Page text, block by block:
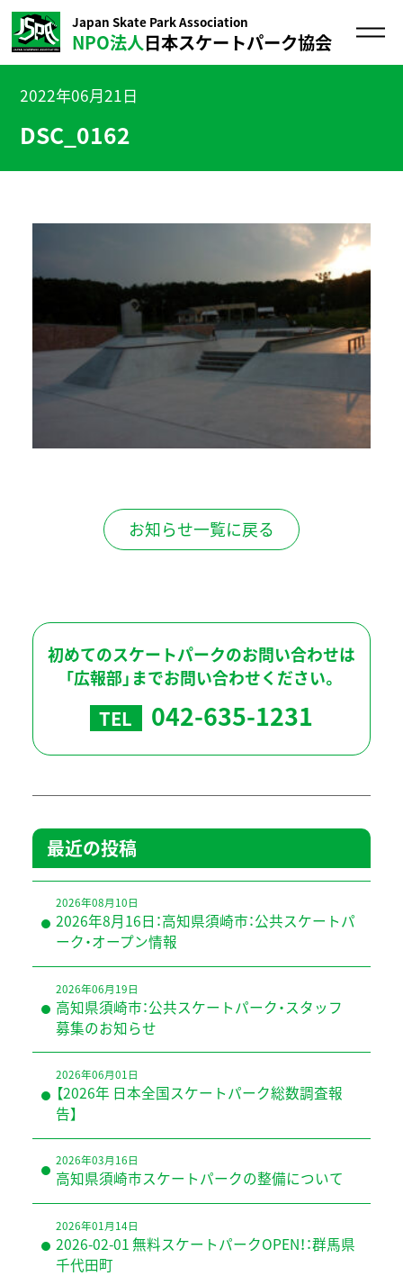
Japan Skate Park Association
NPO法人日本スケートパーク協会
2022年06月21日
DSC_0162
お知らせ一覧に戻る
初めてのスケートパークのお問い合わせは
「広報部」までお問い合わせください。
TEL 042-635-1231
最近の投稿
2026年08月10日
2026年8月16日：高知県須崎市：公共スケートパ
ーク・オープン情報
2026年06月19日
高知県須崎市：公共スケートパーク・スタッフ
募集のお知らせ
2026年06月01日
【2026年 日本全国スケートパーク総数調査報
告】
2026年03月16日
高知県須崎市スケートパークの整備について
2026年01月14日
2026-02-01 無料スケートパークOPEN！：群馬県
千代田町